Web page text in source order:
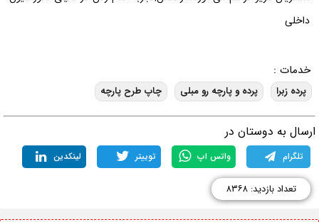
داخلی
خدمات :
پرده زبرا پرده و پارچه رو مبلی چاپ طرح پارچه
به دوستان در
تلگرام واتس اپ توییتر لینکدین
تعداد بازدید: ۸۳۶۸